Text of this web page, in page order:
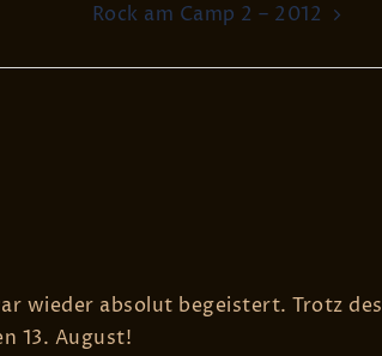
Rock am Camp 2 – 2012
wieder absolut begeistert. Trotz des
13. August!